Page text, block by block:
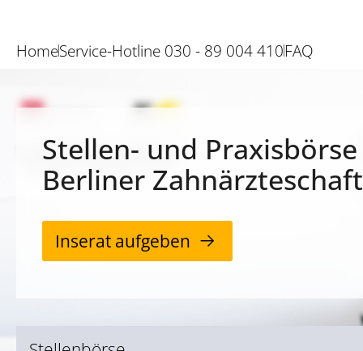
HomeService-Hotline 030 - 89 004 410FAQ
Stellen- und
Berliner Zahnärzteschaft
Inserat aufgeben